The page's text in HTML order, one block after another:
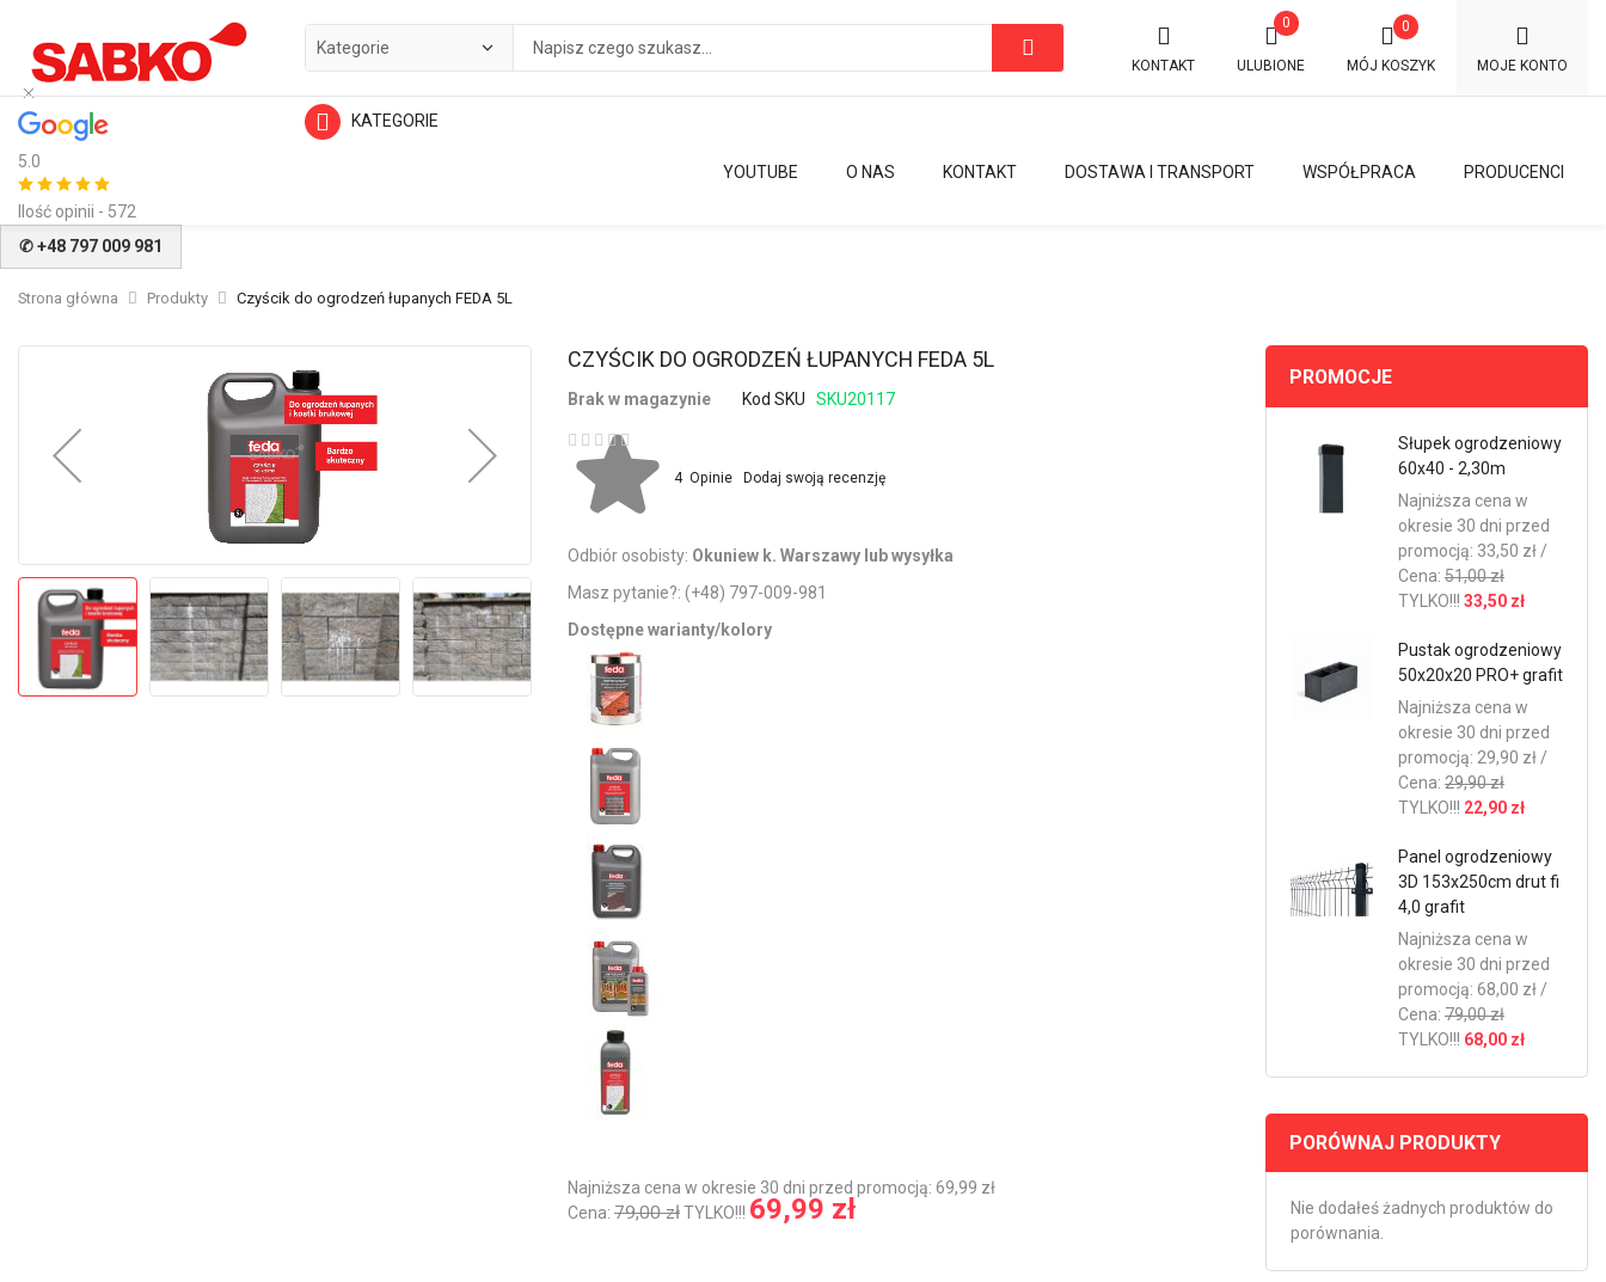
5.0
Ilość opinii - 572
KONTAKT
0
ULUBIONE MÓJ KOSZYK
0
MOJE KONTO
KATEGORIE
PRODUCENCI
WSPÓŁPRACA
DOSTAWA I TRANSPORT
KONTAKT
O NAS
YOUTUBE
✆ +48 797 009 981
Strona główna Produkty Czyścik do ogrodzeń łupanych FEDA 5L
Przejdź
początek
galerii
CZYŚCIK DO OGRODZEŃ ŁUPANYCH FEDA 5L
Brak w magazynie Kod SKU
SKU20117
Ocena:
4 Opinie Dodaj swoją recenzję
Odbiór osobisty: Okuniew k. Warszawy lub wysyłka
Masz pytanie?: (+48) 797-009-981
Dostępne warianty/kolory
Najniższa cena w okresie 30 dni przed promocją: 69,99 zł
Cena: 79,00 złTYLKO!!! 69,99 zł
PROMOCJE
Słupek ogrodzeniowy
60x40 - 2,30m
Najniższa cena w
okresie 30 dni przed
promocją: 33,50 zł /
Cena: 51,00 zł
TYLKO!!! 33,50 zł
Pustak ogrodzeniowy
50x20x20 PRO+ grafit
Najniższa cena w
okresie 30 dni przed
promocją: 29,90 zł /
Cena: 29,90 zł
TYLKO!!! 22,90 zł
Panel ogrodzeniowy
3D 153x250cm drut fi
4,0 grafit
Najniższa cena w
okresie 30 dni przed
promocją: 68,00 zł /
Cena: 79,00 zł
TYLKO!!! 68,00 zł
PORÓWNAJ PRODUKTY
Nie dodałeś żadnych produktów do
porównania.